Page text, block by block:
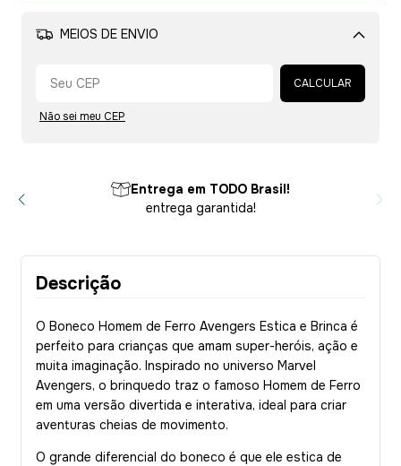
MEIOS DE ENVIO
Alterar CEP
CALCULAR
Não sei meu CEP
Parcelamento
em até 10x sem juros, parcela mínima de R$ 40,00
Descrição
O Boneco Homem de Ferro Avengers Estica e Brinca é
perfeito para crianças que amam super-heróis, ação e
muita imaginação. Inspirado no universo Marvel
Avengers, o brinquedo traz o famoso Homem de Ferro
em uma versão divertida e interativa, ideal para criar
aventuras cheias de movimento.
O grande diferencial do boneco é que ele estica de